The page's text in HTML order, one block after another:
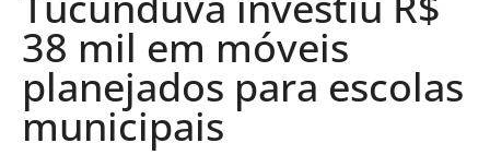
38 mil em móveis
planejados para escolas
municipais